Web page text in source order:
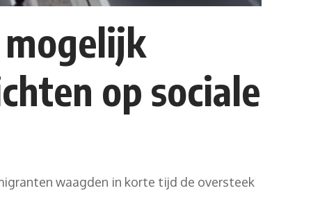
mogelijk
op sociale
waagden in korte tijd de oversteek